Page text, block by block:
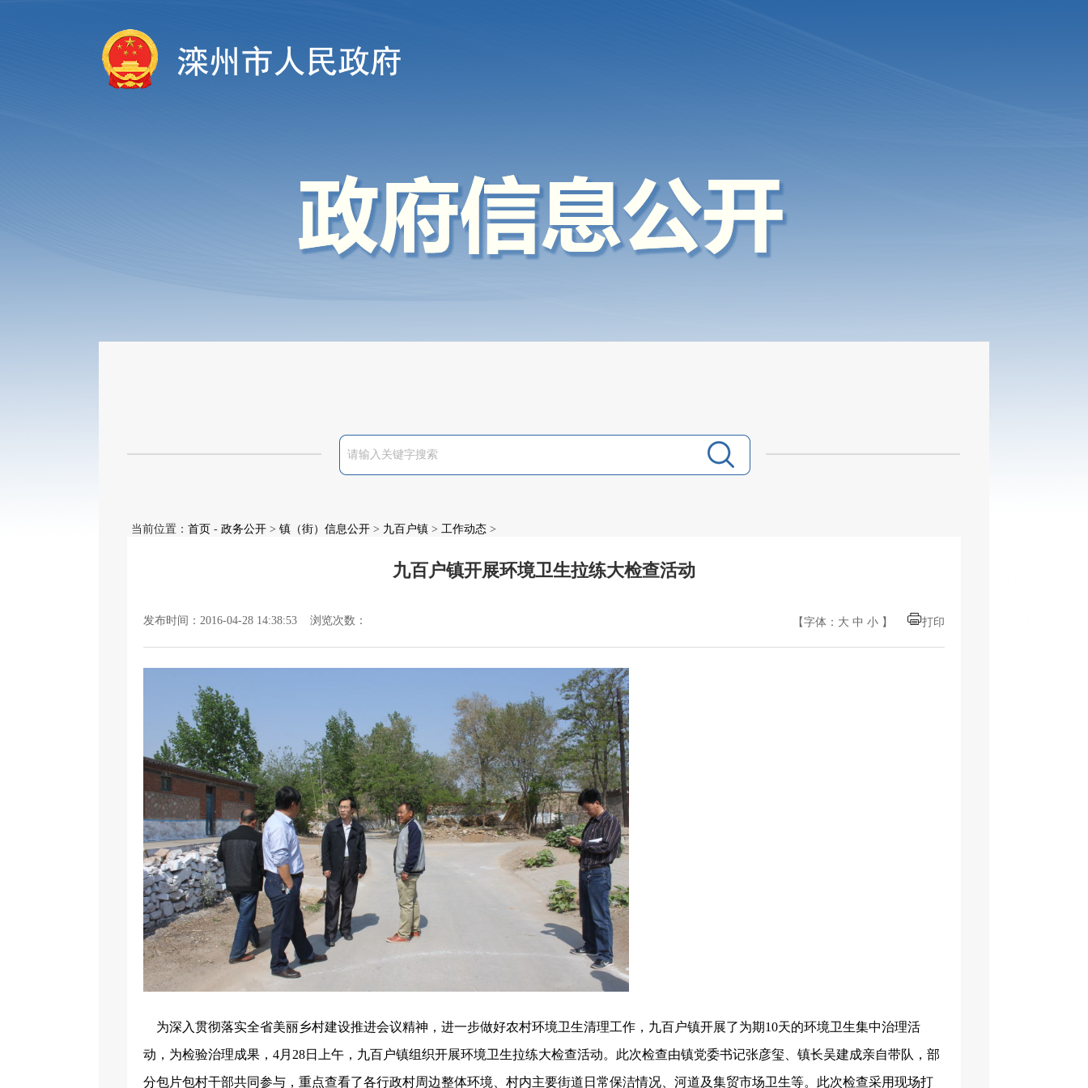
当前位置： 首页 - 政务公开 > 镇（街）信息公开 > 九百户镇 > 工作动态 >
九百户镇开展环境卫生拉练大检查活动
发布时间：2016-04-28 14:38:53 浏览次数： 【字体： 大 中 小 】 打印
为深入贯彻落实全省美丽乡村建设推进会议精神，进一步做好农村环境卫生清理工作，九百户镇开展了为期10天的环境卫生集中治理活
动，为检验治理成果， 4月 28日上午，九百户镇组织开展环境卫生拉练大检查活动。此次检查由镇党委书记张彦玺、镇长吴建成亲自带队，部
分包片包村干部共同参与，重点查看了各行政村周边整体环境、村内主要街道日常保洁情况、河道及集贸市场卫生等。此次检查采用现场打